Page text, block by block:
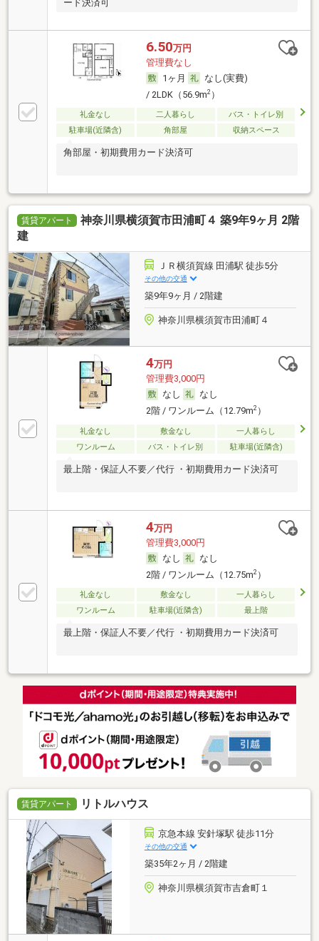
ード決済可
6.50万円
管理費なし
1ヶ月
なし(実費)
/ 2LDK（56.9m2）
礼金なし 二人暮らし
バス・トイレ別
駐車場(近隣含)
角部屋 収納スペース
角部屋・初期費用カード決済可
賃貸アパート
神奈川県横須賀市田浦町４ 築9年9ヶ月 2階
建
ＪＲ横須賀線 田浦駅 徒歩5分
その他の交通
築9年9ヶ月 / 2階建
神奈川県横須賀市田浦町４
4万円
管理費3,000円
なし
なし
2階 / ワンルーム（12.79m2）
礼金なし 敷金なし
一人暮らし
ワンルーム
バス・トイレ別 駐車場(近隣含)
最上階・保証人不要／代行 ・初期費用カード決済可
4万円
管理費3,000円
なし
なし
2階 / ワンルーム（12.75m2）
礼金なし 敷金なし
一人暮らし
ワンルーム
駐車場(近隣含) 最上階
最上階・保証人不要／代行 ・初期費用カード決済可
賃貸アパート リトルハウス
京急本線 安針塚駅 徒歩11分
その他の交通
築35年2ヶ月 / 2階建
神奈川県横須賀市吉倉町１